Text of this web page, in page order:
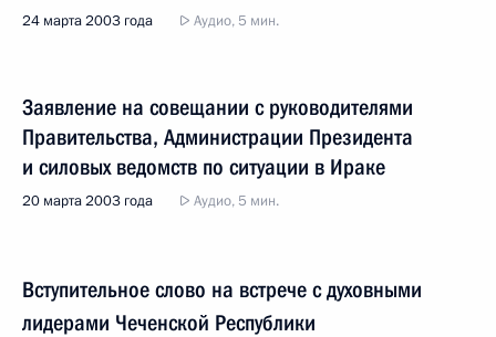
24 марта 2003 года Аудио, 5 мин.
Заявление на совещании с руководителями
Правительства, Администрации Президента
и силовых ведомств по ситуации в Ираке
20 марта 2003 года Аудио, 5 мин.
Вступительное слово на встрече с духовными
лидерами Чеченской Республики